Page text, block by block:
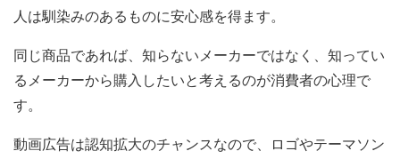
人は馴染みのあるものに安心感を得ます。
同じ商品であれば、知らないメーカーではなく、知ってい
るメーカーから購入したいと考えるのが消費者の心理で
す。
動画広告は認知拡大のチャンスなので、ロゴやテーマソン